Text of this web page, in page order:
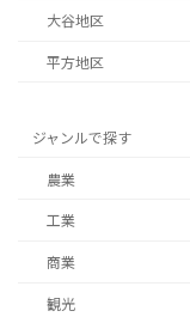
大谷地区
平方地区
ジャンルで探す
農業
工業
商業
観光